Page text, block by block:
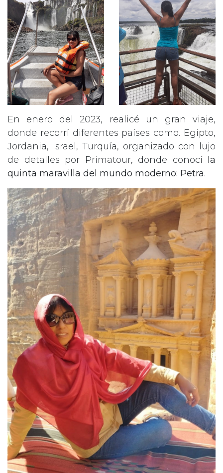
En enero del 2023, realicé un gran viaje,
donde recorrí diferentes países como. Egipto,
Jordania, Israel, Turquía, organizado con lujo
de detalles por Primatour, donde conocí la
quinta maravilla del mundo moderno: Petra.